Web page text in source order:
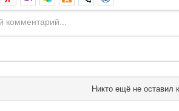
Никто ещё не оставил